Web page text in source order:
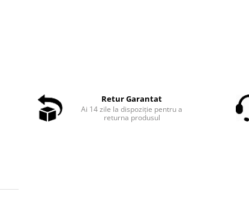
Retur Garantat
Ai 14 zile la dispoziție pentru a
returna produsul